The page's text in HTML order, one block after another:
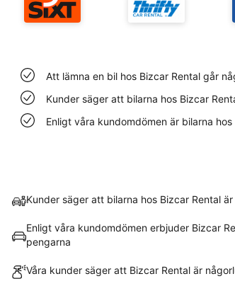
Att lämna en bil hos Bizcar Rental går
Kunder säger att bilarna hos Bizcar
Enligt våra kundomdömen är bilarna
Kunder säger att bilarna hos Bizcar Rental
Enligt våra kundomdömen erbjuder Bizcar
pengarna
Våra kunder säger att Bizcar Rental är